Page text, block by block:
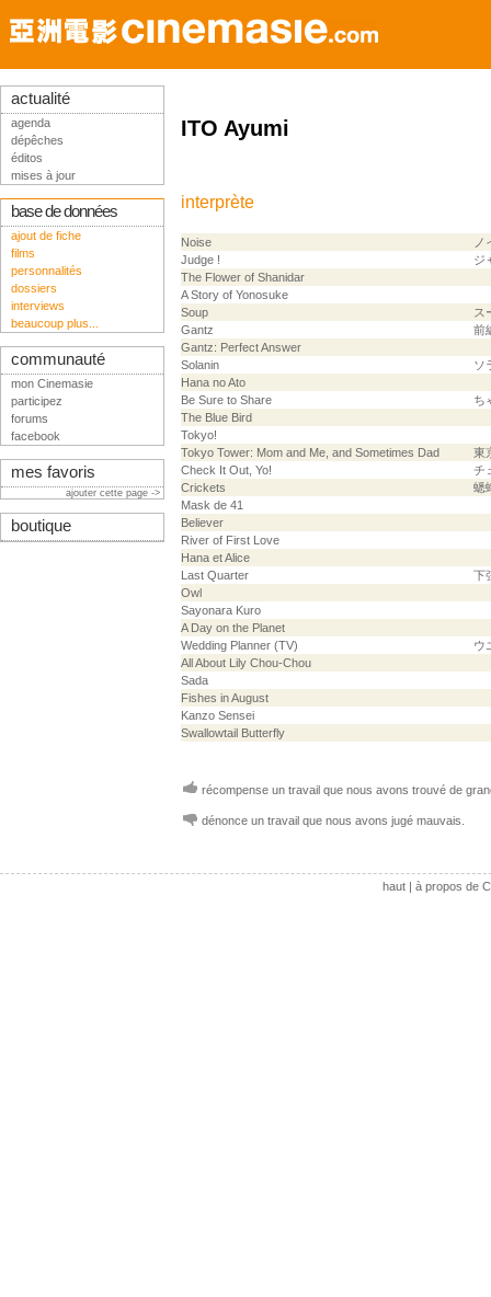
ITO Ayumi
interprète
Noise
ノ
Judge !
ジ
The Flower of Shanidar
A Story of Yonosuke
Soup
ス
Gantz
前
Gantz: Perfect Answer
Solanin
ソ
Hana no Ato
Be Sure to Share
ち
The Blue Bird
Tokyo!
Tokyo Tower: Mom and Me, and Sometimes Dad
東
Check It Out, Yo!
チ
Crickets
蟋
Mask de 41
Believer
River of First Love
Hana et Alice
Last Quarter
下
Owl
Sayonara Kuro
A Day on the Planet
Wedding Planner (TV)
ウ
All About Lily Chou-Chou
Sada
Fishes in August
Kanzo Sensei
Swallowtail Butterfly
récompense un travail que nous avons trouvé de
dénonce un travail que nous avons jugé mauvais.
actualité
agenda
dépêches
éditos
mises à jour
base de données
ajout de fiche
films
personnalités
dossiers
interviews
beaucoup plus...
communauté
mon Cinemasie
participez
forums
facebook
mes favoris
ajouter cette page ->
boutique
haut| à propos de